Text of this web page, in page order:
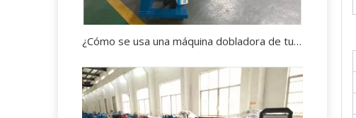
¿Cómo se usa una máquina dobladora de tubos?